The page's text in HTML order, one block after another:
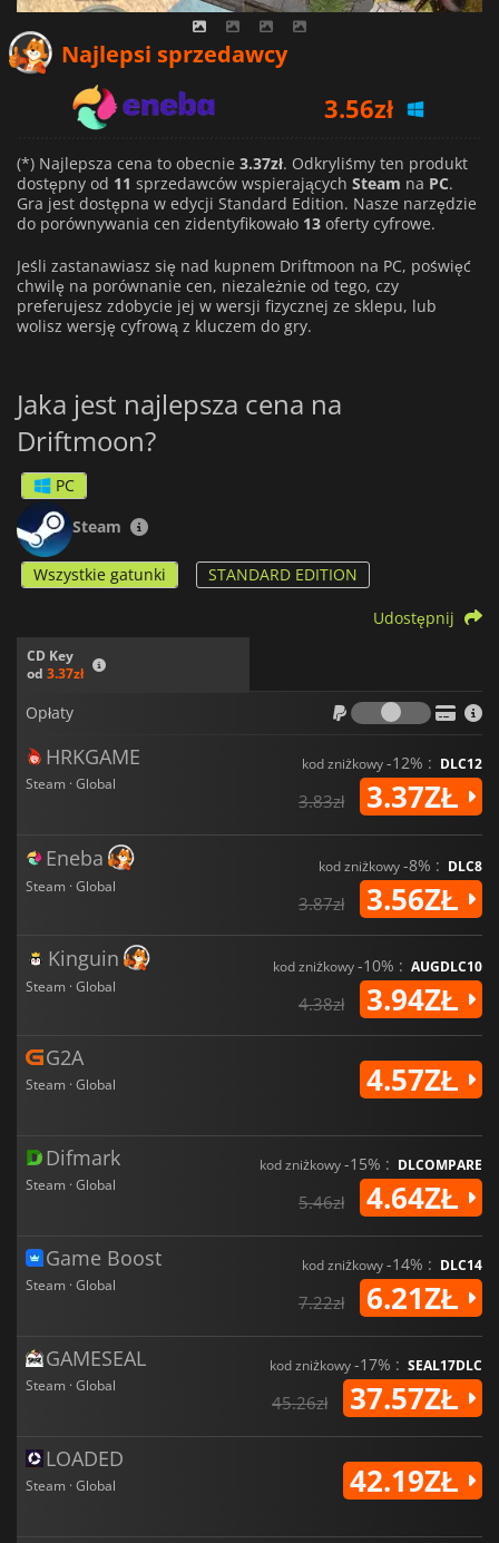
Najlepsi sprzedawcy
3.94zł
3.37zł
(*) Najlepsza cena to obecnie 3.37zł. Odkryliśmy ten produkt
dostępny od 11 sprzedawców wspierających Steam na PC.
Gra jest dostępna w edycji Standard Edition. Nasze narzędzie
do porównywania cen zidentyfikowało 13 oferty cyfrowe.
Jeśli zastanawiasz się nad kupnem Driftmoon na PC, poświęć
chwilę na porównanie cen, niezależnie od tego, czy
preferujesz zdobycie jej w wersji fizycznej ze sklepu, lub
wolisz wersję cyfrową z kluczem do gry.
Jaka jest najlepsza cena na
Driftmoon?
PC
Steam
Wszystkie gatunki STANDARD EDITION
CD Key
od 3.37zł
Udostępnij
Opłaty
Opłaty
HRKGAME
Steam · Global
kod zniżkowy-12% : DLC12
3.83zł 3.37ZŁ
Eneba
Steam · Global
kod zniżkowy-8% : DLC8
3.87zł 3.56ZŁ
Kinguin
Steam · Global
kod zniżkowy-10% : AUGDLC10
4.38zł 3.94ZŁ
G2A
Steam · Global 4.57ZŁ
Difmark
Steam · Global
kod zniżkowy-15% : DLCOMPARE
5.46zł 4.64ZŁ
Game Boost
Steam · Global
kod zniżkowy-14% : DLC14
7.22zł 6.21ZŁ
GAMESEAL
Steam · Global
kod zniżkowy-17% : SEAL17DLC
45.26zł 37.57ZŁ
LOADED
Steam · Global 42.19ZŁ